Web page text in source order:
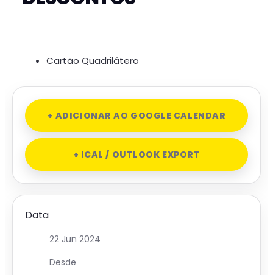
Cartão Quadrilátero
+ ADICIONAR AO GOOGLE CALENDAR
+ ICAL / OUTLOOK EXPORT
Data
22 Jun 2024
Desde